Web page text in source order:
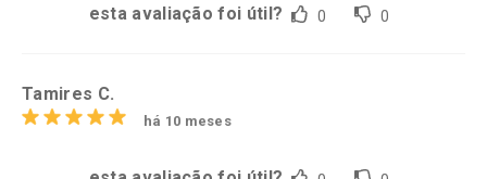
esta avaliação foi útil? 0 0
Tamires C.
há 10 meses